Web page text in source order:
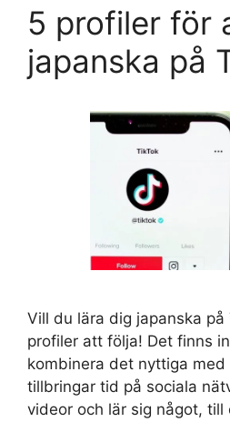
5 profiler för
japanska på
Vill du lära dig japanska
profiler att följa! Det finns
kombinera det nyttiga
tillbringar tid på sociala
videor och lär sig något, till